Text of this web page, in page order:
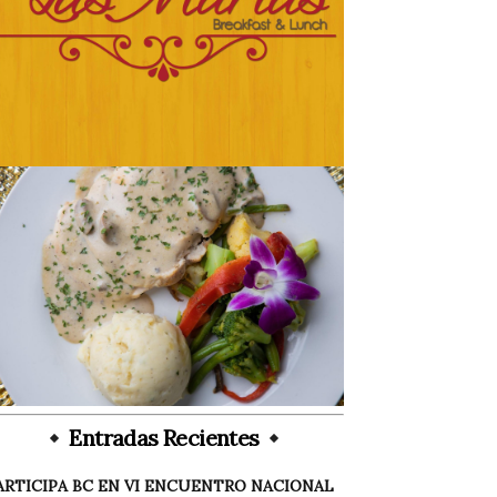
Entradas Recientes
BC EN VI ENCUENTRO NACIONAL